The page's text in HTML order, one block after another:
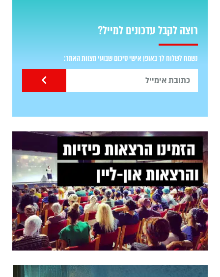
רוצה לקבל עדכונים למייל?
נשמח לשלוח לך באופן אישי סיכום שבועי מצוות האתר: